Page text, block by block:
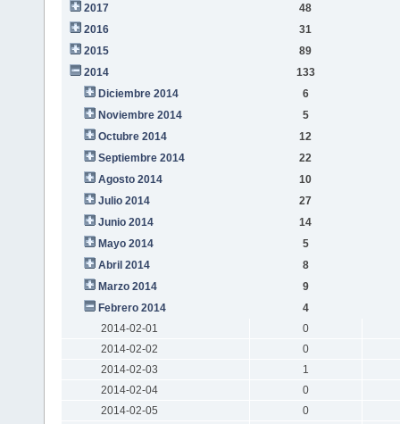
2017
48
2016
31
2015
89
2014
133
Diciembre 2014
6
Noviembre 2014
5
Octubre 2014
12
Septiembre 2014
22
Agosto 2014
10
Julio 2014
27
Junio 2014
14
Mayo 2014
5
Abril 2014
8
Marzo 2014
9
Febrero 2014
4
2014-02-01
0
2014-02-02
0
2014-02-03
1
2014-02-04
0
2014-02-05
0